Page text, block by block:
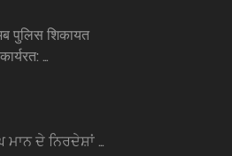
पुलिस शिकायत
…
ਦੇ ਨਿਰਦੇਸ਼ਾਂ …